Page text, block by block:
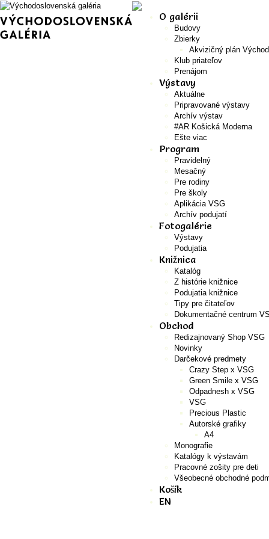
O galérii
Budovy
Zbierky
Akvizičný plán
Klub priateľov
Prenájom
Výstavy
Aktuálne
Pripravované výstavy
Archív výstav
#AR Košická Moderna
Ešte viac
Program
Pravidelný
Mesačný
Pre rodiny
Pre školy
Aplikácia VSG
Archív podujatí
Fotogalérie
Výstavy
Podujatia
Knižnica
Katalóg
Z histórie knižnice
Podujatia knižnice
Tipy pre čitateľov
Dokumentačné centrum
Obchod
Redizajnovaný Shop VSG
Novinky
Darčekové predmety
Crazy Step x VSG
Green Smile x VSG
Odpadnesh x VSG
VSG
Precious Plastic
Autorské grafiky
A4
Monografie
Katalógy k výstavám
Pracovné zošity pre deti
Všeobecné obchodné
Košík
EN